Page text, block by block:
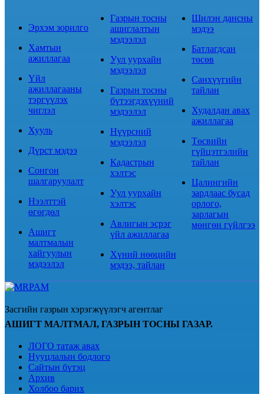
Эрхэм зорилго
Хамтын
ажиллагаа
Үйл
ажиллагааны
тэргүүлэх
чиглэл
Хууль
Дүрст мэдээ
Сонгон
шалгаруулалт
Нээлттэй
өгөгдөл
Ашигт
малтмалын
хайгуулын
мэдээлэл
Газрын тосны
ашиглалтын
мэдээлэл
Уул уурхайн
мэдээлэл
Газрын тосны
бүтээгдэхүүний
мэдээлэл
Нүүрсний
мэдээлэл
Кадастрын
хэлтэс
Уул уурхайн
хэлтэс
Авлигын эсрэг
үйл ажиллагаа
Хүний нөөцийн
мэдээ, тайлан
Шилэн дансны
мэдээ
Батлагдсан
төсөв
Санхүүгийн
тайлан
Худалдан авах
ажиллагаа
Төсвийн
гүйцэтгэлийн
тайлан
Цалингийн
зардлаас бусад
орлого,
зарлагын
мөнгөн гүйлгээ
Засгийн газрын хэрэгжүүлэгч агентлаг
АШИГТ МАЛТМАЛ, ГАЗРЫН ТОСНЫ ГАЗАР.
ЛОГО татаж авах
Нууцлалын бодлого
Сайтын бүтэц
Архив
Холбоо барих